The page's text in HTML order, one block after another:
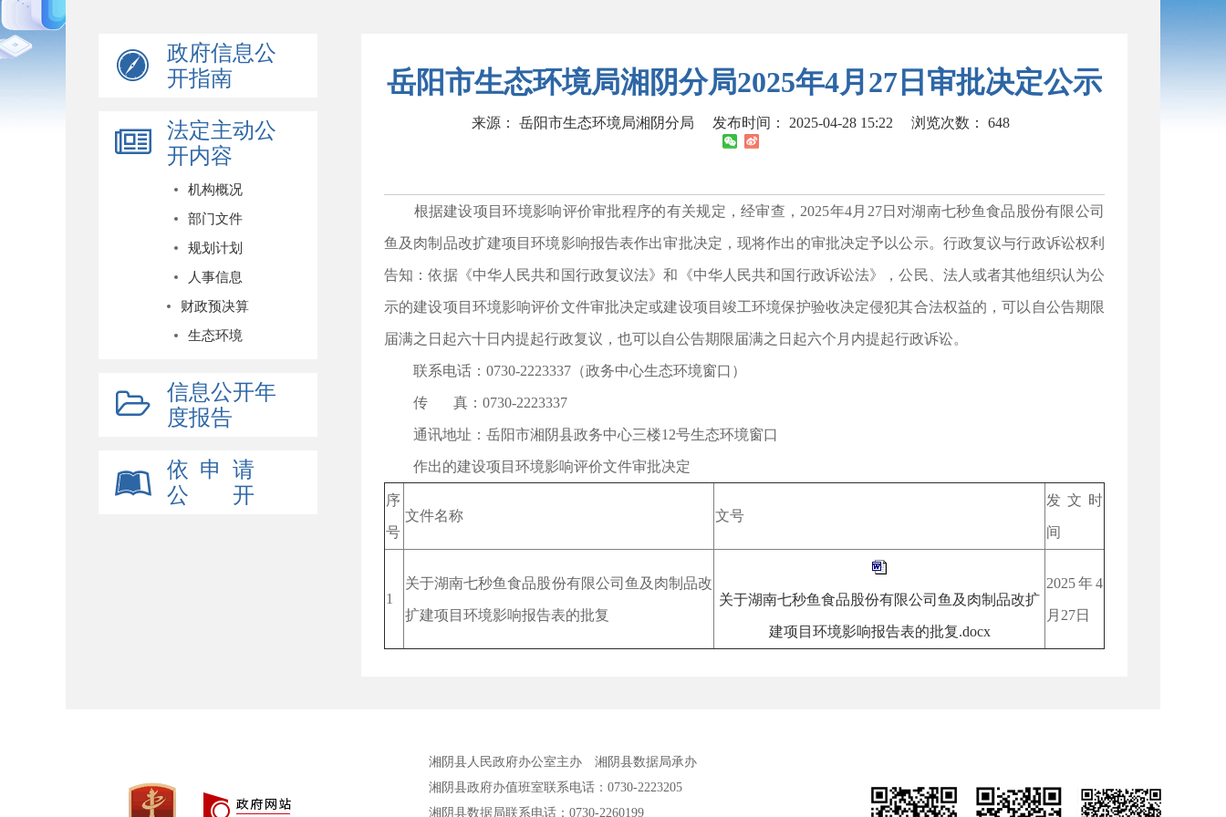
政府信息公
开指南
法定主动公
开内容
机构概况
部门文件
规划计划
人事信息
财政预决算
生态环境
信息公开年
度报告
依 申 请
公 开
岳阳市生态环境局湘阴分局2025年4月27日审批决定公示
来源： 岳阳市生态环境局湘阴分局 发布时间： 2025-04-28 15:22 浏览次数： 648
根据建设项目环境影响评价审批程序的有关规定，经审查，2025年4月27日对湖南七秒鱼食品股份有限公司
鱼及肉制品改扩建项目环境影响报告表作出审批决定，现将作出的审批决定予以公示。行政复议与行政诉讼权利
告知：依据《中华人民共和国行政复议法》和《中华人民共和国行政诉讼法》，公民、法人或者其他组织认为公
示的建设项目环境影响评价文件审批决定或建设项目竣工环境保护验收决定侵犯其合法权益的，可以自公告期限
届满之日起六十日内提起行政复议，也可以自公告期限届满之日起六个月内提起行政诉讼。
联系电话：0730-2223337（政务中心生态环境窗口）
传 真：0730-2223337
通讯地址：岳阳市湘阴县政务中心三楼12号生态环境窗口
作出的建设项目环境影响评价文件审批决定
序
号
文件名称 文号
发文时
间
1
关于湖南七秒鱼食品股份有限公司鱼及肉制品改
扩建项目环境影响报告表的批复
关于湖南七秒鱼食品股份有限公司鱼及肉制品改扩
建项目环境影响报告表的批复.docx
2025年4
月27日
湘阴县人民政府办公室主办
湘阴县数据局承办
湘阴县政府办值班室联系电话：0730-2223205
湘阴县数据局联系电话：0730-2260199